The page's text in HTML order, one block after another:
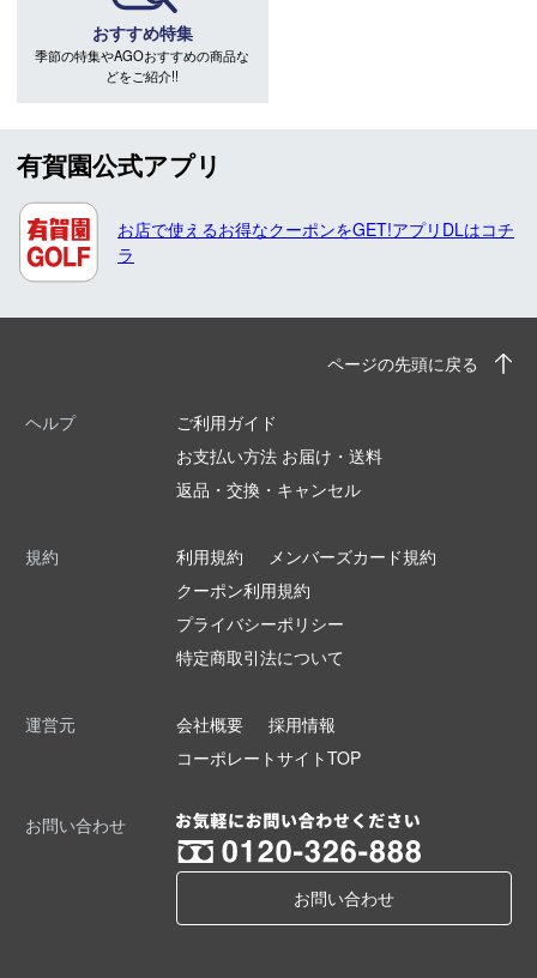
おすすめ特集
季節の特集やAGOおすすめの商品な
どをご紹介!!
有賀園公式アプリ
お店で使えるお得なクーポンをGET!アプリDLはコチ
ラ
ページの先頭に戻る
ヘルプ
ご利用ガイド
お支払い方法 お届け・送料
返品・交換・キャンセル
規約 利用規約
メンバーズカード規約
クーポン利用規約
プライバシーポリシー
特定商取引法について
運営元 会社概要
採用情報
コーポレートサイトTOP
お問い合わせ
お問い合わせ